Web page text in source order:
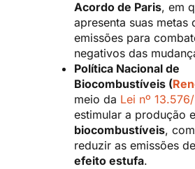
Acordo de Paris, em
apresenta suas metas
emissões para
negativos das
Política Nacional de
Biocombustíveis (
meio da Lei nº
estimular a produção
biocombustíveis,
reduzir as emissões de
efeito estufa.